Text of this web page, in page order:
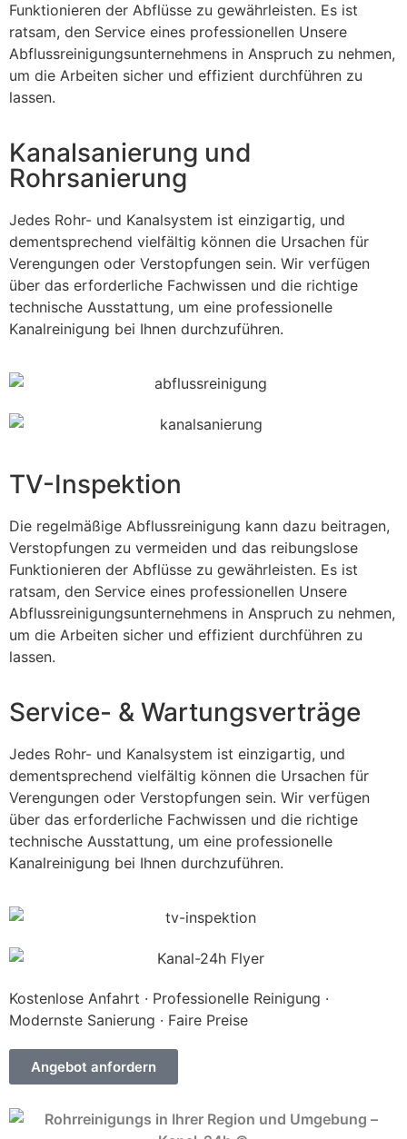
Funktionieren der Abflüsse zu gewährleisten. Es ist
ratsam, den Service eines professionellen Unsere
Abflussreinigungsunternehmens in Anspruch zu nehmen,
um die Arbeiten sicher und effizient durchführen zu
lassen.
Kanalsanierung und
Rohrsanierung
Jedes Rohr- und Kanalsystem ist einzigartig, und
dementsprechend vielfältig können die Ursachen für
Verengungen oder Verstopfungen sein. Wir verfügen
über das erforderliche Fachwissen und die richtige
technische Ausstattung, um eine professionelle
Kanalreinigung bei Ihnen durchzuführen.
TV-Inspektion
Die regelmäßige Abflussreinigung kann dazu beitragen,
Verstopfungen zu vermeiden und das reibungslose
Funktionieren der Abflüsse zu gewährleisten. Es ist
ratsam, den Service eines professionellen Unsere
Abflussreinigungsunternehmens in Anspruch zu nehmen,
um die Arbeiten sicher und effizient durchführen zu
lassen.
Service- & Wartungsverträge
Jedes Rohr- und Kanalsystem ist einzigartig, und
dementsprechend vielfältig können die Ursachen für
Verengungen oder Verstopfungen sein. Wir verfügen
über das erforderliche Fachwissen und die richtige
technische Ausstattung, um eine professionelle
Kanalreinigung bei Ihnen durchzuführen.
Kostenlose Anfahrt · Professionelle Reinigung ·
Modernste Sanierung · Faire Preise
Angebot anfordern